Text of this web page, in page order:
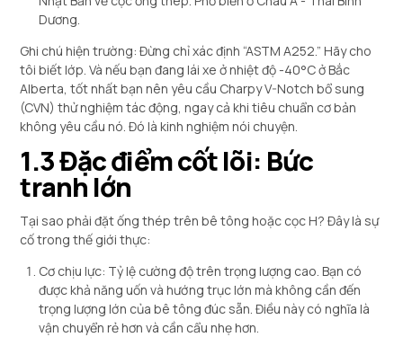
Dương.
Ghi chú hiện trường: Đừng chỉ xác định “ASTM A252.” Hãy cho
tôi biết lớp. Và nếu bạn đang lái xe ở nhiệt độ -40°C ở Bắc
Alberta, tốt nhất bạn nên yêu cầu Charpy V-Notch bổ sung
(CVN) thử nghiệm tác động, ngay cả khi tiêu chuẩn cơ bản
không yêu cầu nó. Đó là kinh nghiệm nói chuyện.
1.3 Đặc điểm cốt lõi: Bức
tranh lớn
Tại sao phải đặt ống thép trên bê tông hoặc cọc H? Đây là sự
cố trong thế giới thực:
Cơ chịu lực: Tỷ lệ cường độ trên trọng lượng cao. Bạn có
được khả năng uốn và hướng trục lớn mà không cần đến
trọng lượng lớn của bê tông đúc sẵn. Điều này có nghĩa là
vận chuyển rẻ hơn và cần cẩu nhẹ hơn.